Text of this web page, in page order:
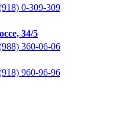
0-309-309
34/5
360-06-06
960-96-96